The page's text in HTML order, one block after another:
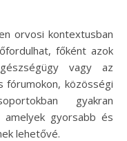
orvosi kontextusban
főként azok
vagy az
fórumokon, közösségi
gyakran
amelyek gyorsabb és
lehetővé.